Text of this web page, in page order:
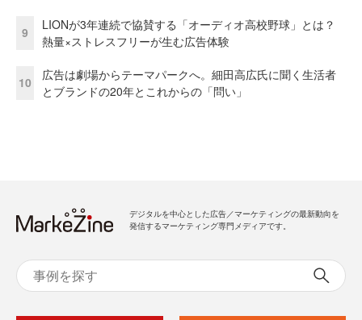
9
LIONが3年連続で協賛する「オーディオ高校野球」とは？
熱量×ストレスフリーが生む広告体験
10
広告は劇場からテーマパークへ。細田高広氏に聞く生活者
とブランドの20年とこれからの「問い」
デジタルを中心とした広告／マーケティングの最新動向を
発信するマーケティング専門メディアです。